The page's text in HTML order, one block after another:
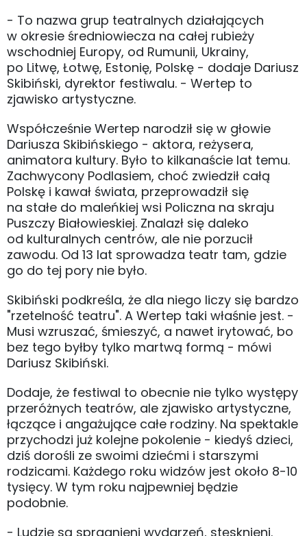
- To nazwa grup teatralnych działających
w okresie średniowiecza na całej rubieży
wschodniej Europy, od Rumunii, Ukrainy,
po Litwę, Łotwę, Estonię, Polskę - dodaje Dariusz
Skibiński, dyrektor festiwalu. - Wertep to
zjawisko artystyczne.
Współcześnie Wertep narodził się w głowie
Dariusza Skibińskiego - aktora, reżysera,
animatora kultury. Było to kilkanaście lat temu.
Zachwycony Podlasiem, choć zwiedził całą
Polskę i kawał świata, przeprowadził się
na stałe do maleńkiej wsi Policzna na skraju
Puszczy Białowieskiej. Znalazł się daleko
od kulturalnych centrów, ale nie porzucił
zawodu. Od 13 lat sprowadza teatr tam, gdzie
go do tej pory nie było.
Skibiński podkreśla, że dla niego liczy się bardzo
"rzetelność teatru". A Wertep taki właśnie jest. -
Musi wzruszać, śmieszyć, a nawet irytować, bo
bez tego byłby tylko martwą formą - mówi
Dariusz Skibiński.
Dodaje, że festiwal to obecnie nie tylko występy
przeróżnych teatrów, ale zjawisko artystyczne,
łączące i angażujące całe rodziny. Na spektakle
przychodzi już kolejne pokolenie - kiedyś dzieci,
dziś dorośli ze swoimi dziećmi i starszymi
rodzicami. Każdego roku widzów jest około 8-10
tysięcy. W tym roku najpewniej będzie
podobnie.
- Ludzie są spragnieni wydarzeń, stęsknieni.